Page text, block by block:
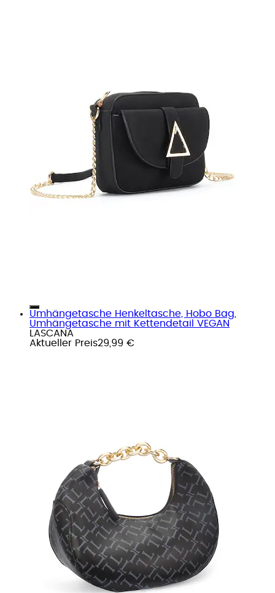
Umhängetasche Henkeltasche, Hobo Bag,
Umhängetasche mit Kettendetail VEGAN
LASCANA
Aktueller Preis29,99 €